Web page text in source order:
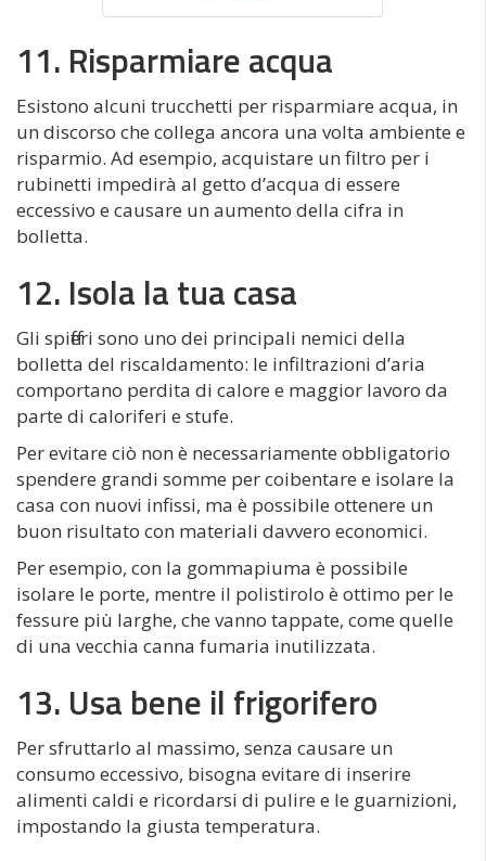
11. Risparmiare acqua
Esistono alcuni trucchetti per risparmiare acqua, in
un discorso che collega ancora una volta ambiente e
risparmio. Ad esempio, acquistare un filtro per i
rubinetti impedirà al getto d’acqua di essere
eccessivo e causare un aumento della cifra in
bolletta.
12. Isola la tua casa
Gli spifferi sono uno dei principali nemici della
bolletta del riscaldamento: le infiltrazioni d’aria
comportano perdita di calore e maggior lavoro da
parte di caloriferi e stufe.
Per evitare ciò non è necessariamente obbligatorio
spendere grandi somme per coibentare e isolare la
casa con nuovi infissi, ma è possibile ottenere un
buon risultato con materiali davvero economici.
Per esempio, con la gommapiuma è possibile
isolare le porte, mentre il polistirolo è ottimo per le
fessure più larghe, che vanno tappate, come quelle
di una vecchia canna fumaria inutilizzata.
13. Usa bene il frigorifero
Per sfruttarlo al massimo, senza causare un
consumo eccessivo, bisogna evitare di inserire
alimenti caldi e ricordarsi di pulire e le guarnizioni,
impostando la giusta temperatura.